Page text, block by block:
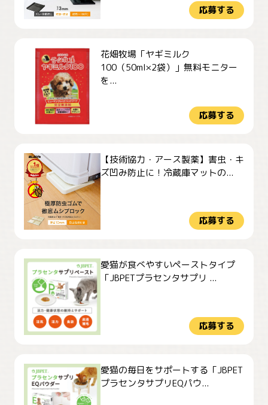
応募する
花畑牧場「ヤギミルク
100（50ml×2袋）」無料モニター
を...
応募する
【技術協力・アース製薬】害虫・キ
ズ凹み防止に！冷蔵庫マットの...
応募する
愛猫が食べやすいペーストタイプ
「JBPETプラセンタサプリ ...
応募する
愛猫の毎日をサポートする「JBPET
プラセンタサプリEQパウ...